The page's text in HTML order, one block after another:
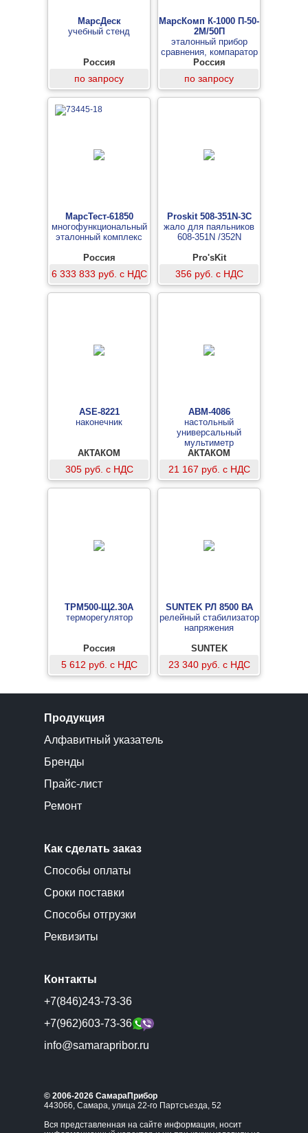
МарсДеск
учебный стенд
Россия
по запросу
МарсКомп К-1000 П-50-
2М/50П
эталонный прибор
сравнения, компаратор
Россия
по запросу
МарсТест-61850
многофункциональный
эталонный комплекс
Россия
6 333 833 руб. с НДС
Proskit 508-351N-3C
жало для паяльников
608-351N /352N
Pro'sKit
356 руб. с НДС
ASE-8221
наконечник
АКТАКОМ
305 руб. с НДС
АВМ-4086
настольный
универсальный
мультиметр
АКТАКОМ
21 167 руб. с НДС
ТРМ500-Щ2.30А
терморегулятор
Россия
5 612 руб. с НДС
SUNTEK РЛ 8500 ВА
релейный стабилизатор
напряжения
SUNTEK
23 340 руб. с НДС
Продукция
Алфавитный указатель
Бренды
Прайс-лист
Ремонт
Как сделать заказ
Способы оплаты
Сроки поставки
Способы отгрузки
Реквизиты
Контакты
+7(846)243-73-36
+7(962)603-73-36
info@samarapribor.ru
© 2006-2026 СамараПрибор
443066, Самара, улица 22-го Партсъезда, 52
Вся представленная на сайте информация, носит